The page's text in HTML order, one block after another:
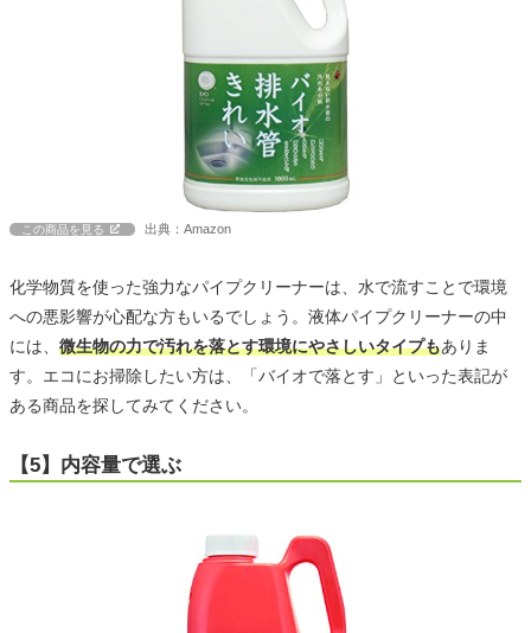
この商品を見る 出典：Amazon
化学物質を使った強力なパイプクリーナーは、水で流すことで環境
への悪影響が心配な方もいるでしょう。液体パイプクリーナーの中
には、 微生物の力で汚れを落とす環境にやさしいタイプもありま
す。エコにお掃除したい方は、「バイオで落とす」といった表記が
ある商品を探してみてください。
【5】内容量で選ぶ